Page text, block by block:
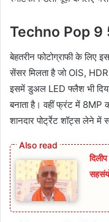
Techno Pop 9
बेहतरीन फोटोग्राफी के लिए
सेंसर मिलता है जो OIS,
इसमें डुअल LED फ्लैश भी
बनाता है। वहीं फ्रंट में 8MP
शानदार पोर्ट्रेट शॉट्स लेने में